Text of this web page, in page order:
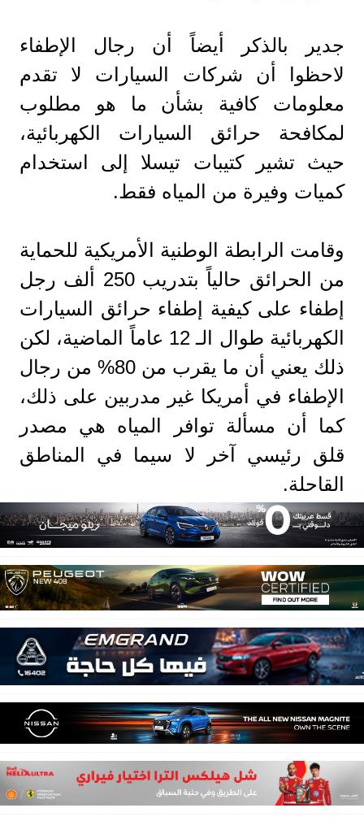
جدير بالذكر أيضاً أن رجال الإطفاء
لاحظوا أن شركات السيارات لا تقدم
معلومات كافية بشأن ما هو مطلوب
لمكافحة حرائق السيارات الكهربائية،
حيث تشير كتيبات تيسلا إلى استخدام
كميات وفيرة من المياه فقط.
وقامت الرابطة الوطنية الأمريكية للحماية
من الحرائق حالياً بتدريب 250 ألف رجل
إطفاء على كيفية إطفاء حرائق السيارات
الكهربائية طوال الـ 12 عاماً الماضية، لكن
ذلك يعني أن ما يقرب من 80% من رجال
الإطفاء في أمريكا غير مدربين على ذلك،
كما أن مسألة توافر المياه هي مصدر
قلق رئيسي آخر لا سيما في المناطق
القاحلة.